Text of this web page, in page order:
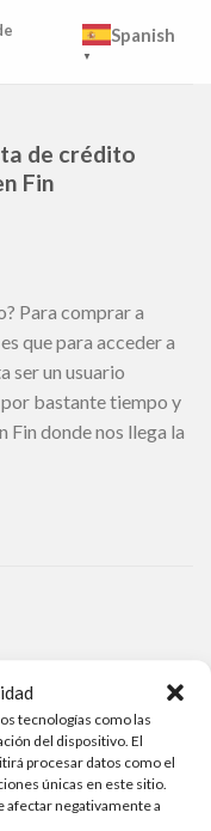
tecnologías como las
del dispositivo. El
procesar datos como el
únicas en este sitio.
negativamente a
Spanish
▼
de crédito
Fin
Para comprar a
que para acceder a
ser un usuario
bastante tiempo y
Fin donde nos llega la